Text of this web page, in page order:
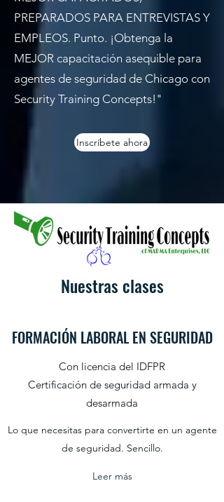
PREPARADOS PARA ENTREVISTAS Y
EMPLEOS. Punto. ¡Obtenga la
MEJOR capacitación asequible para
agentes de seguridad de Chicago con
Security Training Concepts!"
Inscríbete ahora
Nuestras clases
FORMACIÓN LABORAL EN SEGURIDAD
Con licencia del IDFPR
Certificación de seguridad armada y
desarmada
Lo que necesitas para convertirte en un agente
de seguridad. Sencillo.
Leer más